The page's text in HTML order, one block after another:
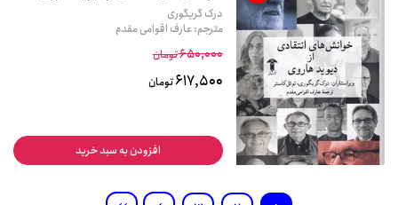
درک گریگوری
مترجم: عارف اقوامی مقدم
650,000تومان
617,500تومان
افزودن به سبد خرید